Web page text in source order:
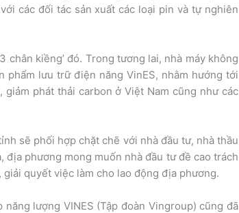
các đối tác sản xuất các loại pin và tự nghiên
chân kiềng’ đó. Trong tương lai, nhà máy không
phẩm lưu trữ điện năng VinES, nhằm hướng tới
phát thải carbon ở Việt Nam cũng như các
sẽ phối hợp chặt chẽ với nhà đầu tư, nhà thầu
phương mong muốn nhà đầu tư đề cao trách
quyết việc làm cho lao động địa phương.
lượng VINES (Tập đoàn Vingroup) cũng đã